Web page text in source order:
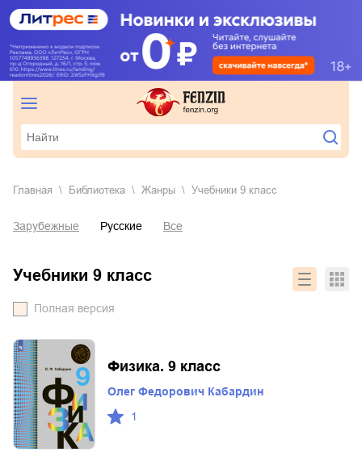
Главная Библиотека Жанры учебники 9 класс
Зарубежные Русские Все
учебники 9 класс
Полная версия
Физика. 9 класс
Олег Федорович Кабардин
1